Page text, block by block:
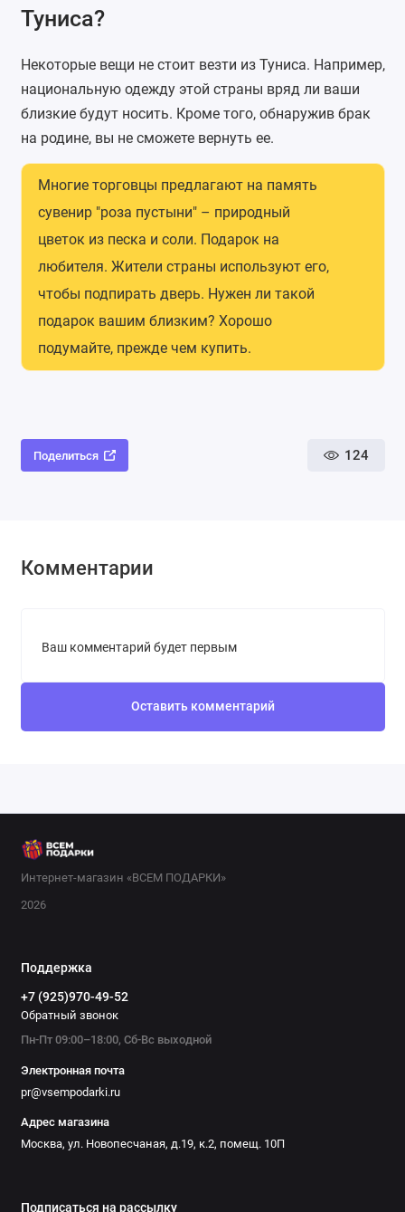
Туниса?
Некоторые вещи не стоит везти из Туниса. Например,
национальную одежду этой страны вряд ли ваши
близкие будут носить. Кроме того, обнаружив брак
на родине, вы не сможете вернуть ее.
Многие торговцы предлагают на память
сувенир "роза пустыни" – природный
цветок из песка и соли. Подарок на
любителя. Жители страны используют его,
чтобы подпирать дверь. Нужен ли такой
подарок вашим близким? Хорошо
подумайте, прежде чем купить.
Поделиться 124
Комментарии
Ваш комментарий будет первым
Оставить комментарий
Интернет-магазин «ВСЕМ ПОДАРКИ»
2026
Поддержка
+7 (925)970-49-52
Обратный звонок
Пн-Пт 09:00–18:00, Сб-Вс выходной
Электронная почта
pr@vsempodarki.ru
Адрес магазина
Москва, ул. Новопесчаная, д.19, к.2, помещ. 10П
Подписаться на рассылку